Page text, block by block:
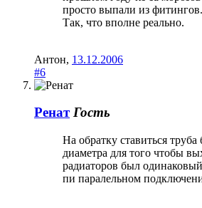
просто выпали из фитингов.
Так, что вполне реально.
Антон, 13.12.2006
#6
Ренат Гость
На обратку ставиться труба
диаметра для того чтобы
радиаторов был
пи паралельном